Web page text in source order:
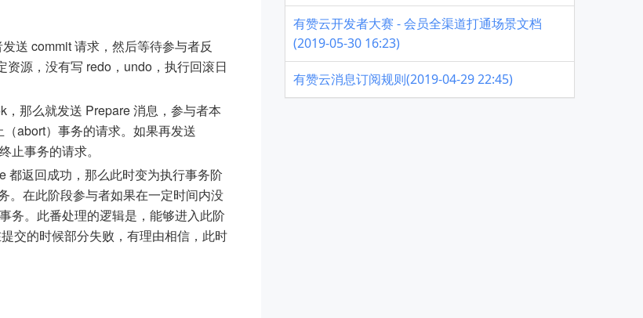
送 commit 请求，然后等待参与者反
源，没有写 redo，undo，执行回滚日
那么就发送 Prepare 消息，参与者本
abort）事务的请求。如果再发送
止事务的请求。
都返回成功，那么此时变为执行事务阶
。在此阶段参与者如果在一定时间内没
务。此番处理的逻辑是，能够进入此阶
交的时候部分失败，有理由相信，此时
有赞云开发者大赛 - 会员全渠道打通场景文档
(2019-05-30 16:23)
有赞云消息订阅规则(2019-04-29 22:45)